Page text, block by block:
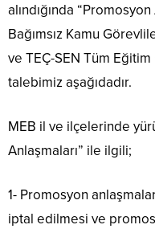
alındığında
Bağımsız Kamu
ve TEÇ-SEN Tüm Eğitim
talebimiz aşağıdadır.
MEB il ve ilçelerinde
Anlaşmaları” ile ilgili;
1- Promosyon
iptal edilmesi ve